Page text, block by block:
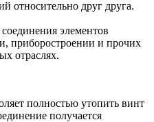
относительно друг друга.
соединения элементов
приборостроении и прочих
отраслях.
полностью утопить винт
получается